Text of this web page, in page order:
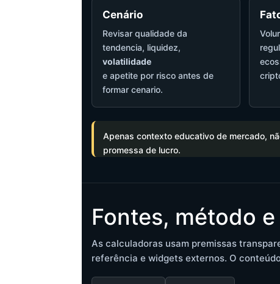
Cenário
Revisar qualidade da
tendencia, liquidez,
volatilidade
e apetite por risco antes de
formar cenario.
Apenas contexto educativo de mercado,
promessa de lucro.
Fontes, método
As calculadoras usam premissas
referência e widgets externos. O